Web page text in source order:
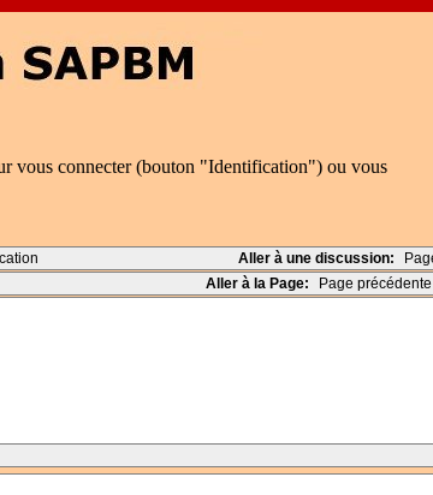
vous connecter (bouton "Identification") ou vous
Aller à une discussion:
Aller à la Page:
Page précédente